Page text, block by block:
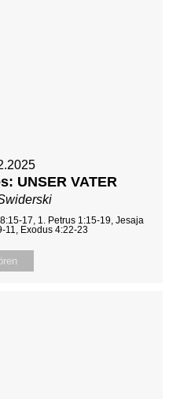
UNSER VATER
17, 1. Petrus 1:15-19, Jesaja
11, Exodus 4:22-23